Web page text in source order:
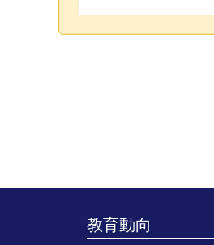
教育動向